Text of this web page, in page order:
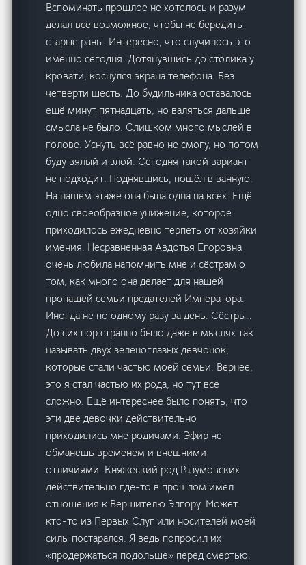
Вспоминать прошлое не хотелось и разум
делал всё возможное, чтобы не бередить
старые раны. Интересно, что случилось это
именно сегодня. Дотянувшись до столика у
кровати, коснулся экрана телефона. Без
четверти шесть. До будильника оставалось
ещё минут пятнадцать, но валяться дальше
смысла не было. Слишком много мыслей в
голове. Уснуть всё равно не смогу, но потом
буду вялый и злой. Сегодня такой вариант
не подходит. Поднявшись, пошёл в ванную.
На нашем этаже она была одна на всех. Ещё
одно своеобразное унижение, которое
приходилось ежедневно терпеть от хозяйки
имения. Несравненная Авдотья Егоровна
очень любила напомнить мне и сёстрам о
том, как много она делает для нашей
пропащей семьи предателей Императора.
Иногда не по одному разу за день. Сёстры…
До сих пор странно было даже в мыслях так
называть двух зеленоглазых девчонок,
которые стали частью моей семьи. Вернее,
это я стал частью их рода, но тут всё
сложно. Ещё интереснее было понять, что
эти две девочки действительно
приходились мне родичами. Эфир не
обманешь временем и внешними
отличиями. Княжеский род Разумовских
действительно где-то в прошлом имел
отношения к Вершителю Элгору. Может
кто-то из Первых Слуг или носителей моей
силы постарался. Я ведь попросил их
«продержаться подольше» перед смертью.